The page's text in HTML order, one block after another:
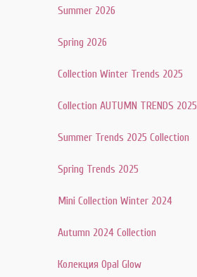
Summer 2026
Spring 2026
Collection Winter Trends 2025
Collection AUTUMN TRENDS 2025
Summer Trends 2025 Collection
Spring Trends 2025
Mini Collection Winter 2024
Autumn 2024 Collection
Колекция Opal Glow